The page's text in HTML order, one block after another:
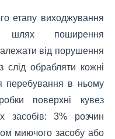
етапу виходжування
шлях поширення
від порушення
слід обрабляти кожні
перебування в ньому
поверхні кувез
засобів: 3% розчин
миючого засобу або